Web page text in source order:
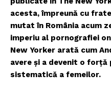
acesta, împreună cu
mutat în România acum
imperiu al pornografiei
New Yorker arată cum
avere și a devenit o
sistematică a femeilor.